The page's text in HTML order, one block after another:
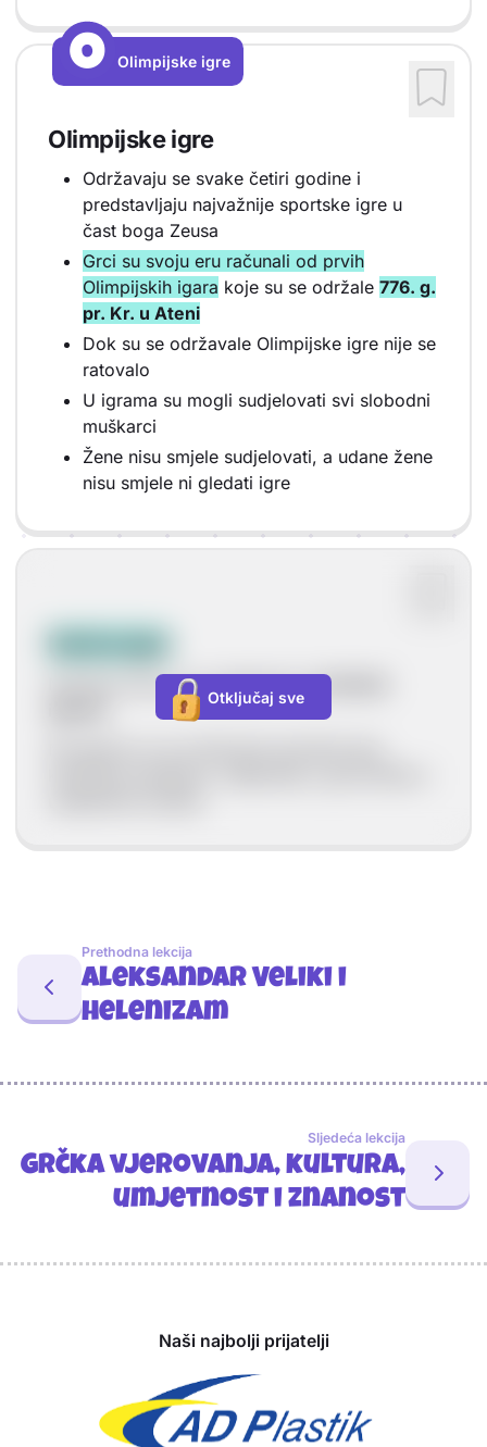
O
O
Olimpijske igre
Olimpijske igre
Održavaju se svake četiri godine i
predstavljaju najvažnije sportske igre u
čast boga Zeusa
Grci su svoju eru računali od prvih
Olimpijskih igara koje su se održale 776. g.
pr. Kr. u Ateni
Dok su se održavale Olimpijske igre nije se
ratovalo
U igrama su mogli sudjelovati svi slobodni
muškarci
Žene nisu smjele sudjelovati, a udane žene
nisu smjele ni gledati igre
Neudane žene su se natjecale na
Herinim
Otključaj sve
Prethodna lekcija
Aleksandar Veliki i
helenizam
Sljedeća lekcija
Grčka vjerovanja, kultura,
umjetnost i znanost
Naši najbolji prijatelji